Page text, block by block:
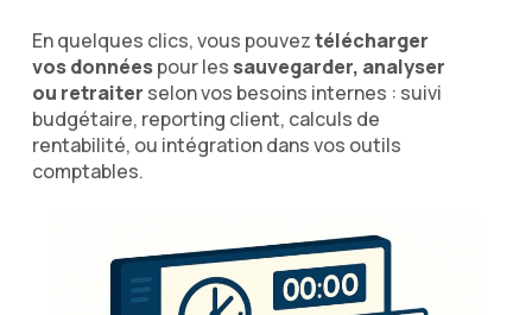
En quelques clics, vous pouveztélécharger
vos donnéespour les sauvegarder, analyser
ou retraiter selon vos besoins internes : suivi
budgétaire, reporting client, calculs de
rentabilité, ou intégration dans vos outils
comptables.